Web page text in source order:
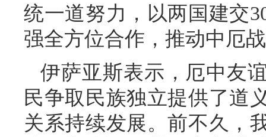
统一道努力，以两国建交
强全方位合作，推动中厄
伊萨亚斯表示，厄中友
民争取民族独立提供了道
关系持续发展。前不久，